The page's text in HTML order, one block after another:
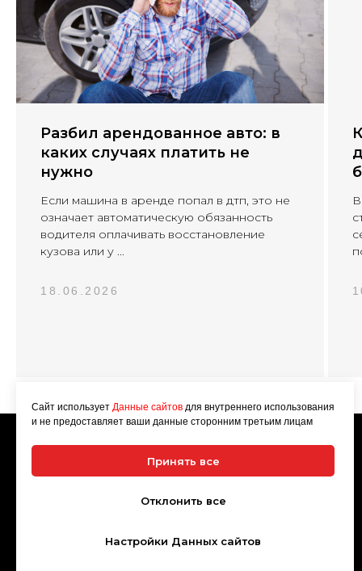
Разбил арендованное авто: в
каких случаях платить не
нужно
Если машина в аренде попал в дтп, это не
означает автоматическую обязанность
водителя оплачивать восстановление
кузова или у ...
18.06.2026
Сайт использует Данные сайтов для внутреннего использования
и не предоставляет ваши данные сторонним третьим лицам
Принять все
Отклонить все
Настройки Данных сайтов
в Казани и Татарстане. Большой парк новых иномарок.
ИП Абдулнасыров Руслан Мавлетдинович, ОГРНИП
рекламно-информационный характер и не является
персональных данных ,Договором-офертой